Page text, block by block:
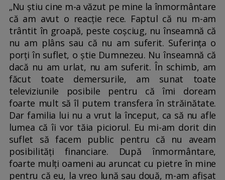
„Nu știu cine m-a văzut pe mine la înmormântare
că am avut o reacție rece. Faptul că nu m-am
trântit în groapă, peste coșciug, nu înseamnă că
nu am plâns sau că nu am suferit. Suferința o
porți în suflet, o știe Dumnezeu. Nu înseamnă că
dacă nu am urlat, nu am suferit. În schimb, am
făcut toate demersurile, am sunat toate
televiziunile posibile pentru că îmi doream
foarte mult să îl putem transfera în străinătate.
Dar familia lui nu a vrut la început, ca să nu afle
lumea că îi vor tăia piciorul. Eu mi-am dorit din
suflet să facem public pentru că nu aveam
posibilități financiare. După înmormântare,
foarte mulți oameni au aruncat cu pietre în mine
pentru că eu, la vreo lună sau două, m-am afișat